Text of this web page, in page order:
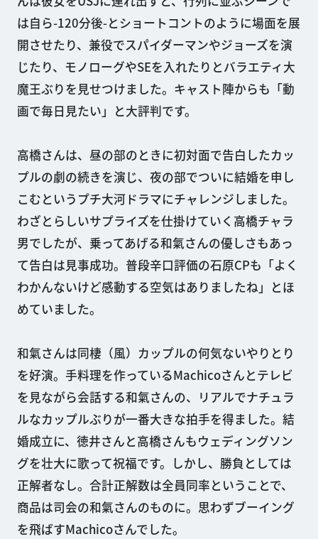
は自ら-120分後-とショートコントのように場面を展
開させたり、兼役でスパイダーマンやジョーズを演
じたり、モノローグやSEを入れたりとバラエティ大
魔王ぶりを見せつけました。キャスト陣からも「動
画で毎日見たい」と大評判です。
高橋さんは、昼の部のときに初対面で告白したカッ
プルの劇の続きを演じ、夜の部でついに結婚を申し
こむというプチ大河ドラマにチャレンジしました。
わざとらしいサプライズを仕掛けていく高橋チャラ
男でしたが、乗ってあげる和氣さんの優しさもあっ
て告白は見事成功。普段辛口評価の石原CPも「よく
わかんないけど感動する空気はありましたね」とほ
めていました。
和氣さんは同棲（風）カップルの何気ないやりとり
を好演。手料理を作っているMachicoさんとテレビ
を見ながら会話する和氣さんの、リアルでナチュラ
ルなカップルぶりが一番大きな拍手を得ました。結
婚成立に、徳井さんと高橋さんもウェディングソン
グを壮大に歌って祝福です。しかし、勝負としては
正解者なし。合計正解数は全員同率ということで、
商品は司会の和氣さんのものに。思わずブーイング
を飛ばすMachicoさんでした。